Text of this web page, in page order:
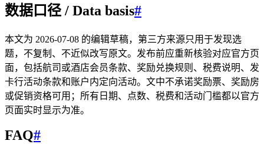
数据口径 / Data basis#
本文为 2026-07-08 的编辑草稿，第三方来源只用于发现选
题，不复制、不近似改写原文。发布前应重新核验对应官方页
面，包括航司或酒店会员条款、奖励兑换规则、税费说明、发
卡行活动条款和账户内定向活动。文中不承诺奖励票、奖励房
或促销资格可用；所有日期、点数、税费和活动门槛都以官方
页面实时显示为准。
FAQ#